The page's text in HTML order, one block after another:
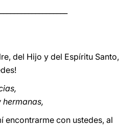
del Hijo y del Espíritu Santo,
encontrarme con ustedes, al